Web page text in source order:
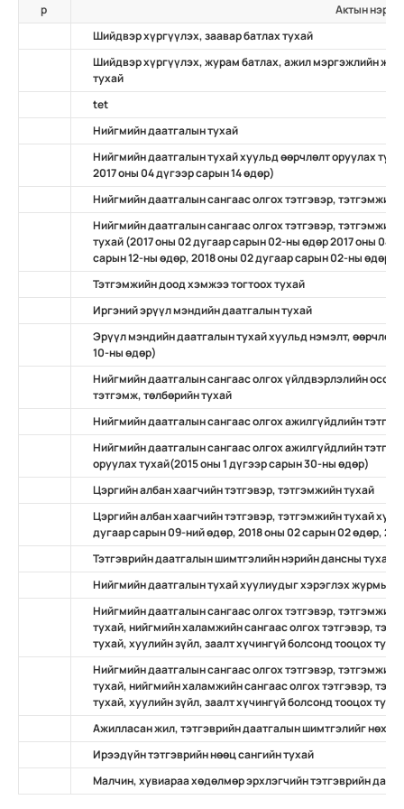
р
Актын нэр
Шийдвэр хүргүүлэх, заавар батлах тухай
Шийдвэр хүргүүлэх, журам батлах, ажил мэргэжлийн
тухай
tet
Нийгмийн даатгалын тухай
Нийгмийн даатгалын тухай хуульд өөрчлөлт оруулах
2017 оны 04 дүгээр сарын 14 өдөр)
Нийгмийн даатгалын сангаас олгох тэтгэвэр, тэтгэмжийн
Нийгмийн даатгалын сангаас олгох тэтгэвэр,
тухай (2017 оны 02 дугаар сарын 02-ны өдөр 2017 оны 04
сарын 12-ны өдөр, 2018 оны 02 дугаар сарын 02-ны өдөр
Тэтгэмжийн доод хэмжээ тогтоох тухай
Иргэний эрүүл мэндийн даатгалын тухай
Эрүүл мэндийн даатгалын тухай хуульд нэмэлт,
10-ны өдөр)
Нийгмийн даатгалын сангаас олгох үйлдвэрлэлийн
тэтгэмж, төлбөрийн тухай
Нийгмийн даатгалын сангаас олгох ажилгүйдлийн
Нийгмийн даатгалын сангаас олгох ажилгүйдлийн
оруулах тухай(2015 оны 1 дүгээр сарын 30-ны өдөр)
Цэргийн албан хаагчийн тэтгэвэр, тэтгэмжийн тухай
Цэргийн албан хаагчийн тэтгэвэр, тэтгэмжийн тухай
дугаар сарын 09-ний өдөр, 2018 оны 02 сарын 02 өдөр,
Тэтгэврийн даатгалын шимтгэлийн нэрийн дансны тухай
Нийгмийн даатгалын тухай хуулиудыг хэрэглэх журмын
Нийгмийн даатгалын сангаас олгох тэтгэвэр,
тухай, нийгмийн халамжийн сангаас олгох тэтгэвэр,
тухай, хуулийн зүйл, заалт хүчингүй болсонд тооцох тухай
Нийгмийн даатгалын сангаас олгох тэтгэвэр,
тухай, нийгмийн халамжийн сангаас олгох тэтгэвэр,
тухай, хуулийн зүйл, заалт хүчингүй болсонд тооцох тухай
Ажилласан жил, тэтгэврийн даатгалын шимтгэлийг нөхөн
Ирээдүйн тэтгэврийн нөөц сангийн тухай
Малчин, хувиараа хөдөлмөр эрхлэгчийн тэтгэврийн